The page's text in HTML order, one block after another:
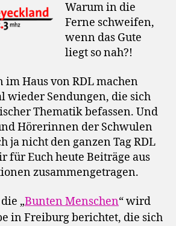
Warum in die
Ferne schweifen,
wenn das Gute
liegt so nah?!
im Haus von RDL machen
wieder Sendungen, die sich
Thematik befassen. Und
Hörerinnen der Schwulen
ja nicht den ganzen Tag RDL
für Euch heute Beiträge aus
zusammengetragen.
„Bunten Menschen“ wird
in Freiburg berichtet, die sich